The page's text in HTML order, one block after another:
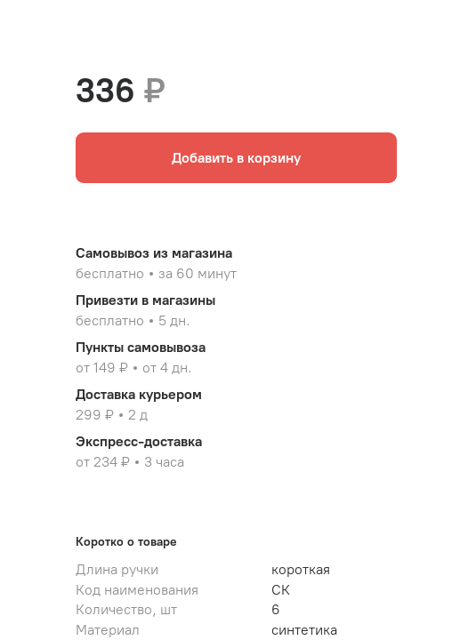
336 ₽
Добавить в корзину
Самовывоз из магазина
бесплатно
за 60 минут
Привезти в магазины
бесплатно
5 дн.
Пункты самовывоза
от 149 ₽
от 4 дн.
Доставка курьером
299 ₽
2 д
Экспресс-доставка
от 234 ₽
3 часа
Коротко о товаре
Длина ручки
короткая
Код наименования
СК
Количество, шт
6
Материал
синтетика